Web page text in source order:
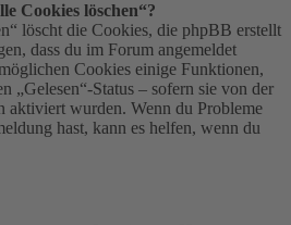
Cookies löschen“?
löscht die Cookies, die phpBB erstellt
dass du im Forum angemeldet
Cookies einige Funktionen,
„Gelesen“-Status – sofern sie von der
aktiviert wurden. Wenn du Probleme
hast, kann es helfen, wenn du